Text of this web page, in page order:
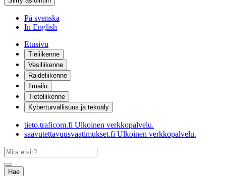
På svenska
In English
Etusivu
Tieliikenne
Vesiliikenne
Raideliikenne
Ilmailu
Tietoliikenne
Kyberturvallisuus ja tekoäly
tieto.traficom.fi Ulkoinen verkkopalvelu.
saavutettavuusvaatimukset.fi Ulkoinen verkkopalvelu.
Hae